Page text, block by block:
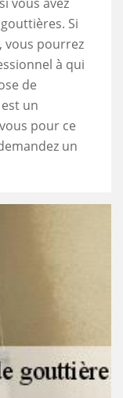
Si
vous pourrez
à qui
de
un
pour ce
un